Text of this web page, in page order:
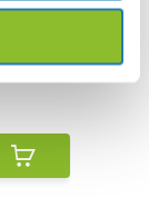
Dordogne
Dordogne -